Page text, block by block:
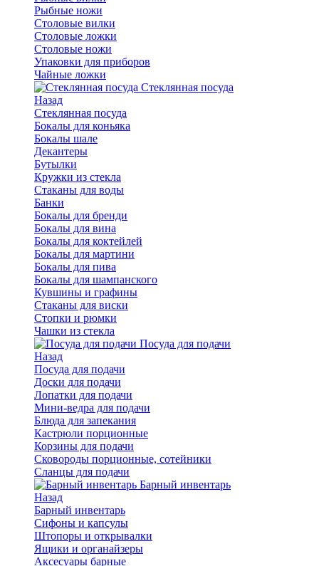
Рыбные ножи
Столовые вилки
Столовые ложки
Столовые ножи
Упаковки для приборов
Чайные ложки
Стеклянная посуда
Назад
Стеклянная посуда
Бокалы для коньяка
Бокалы шале
Декантеры
Бутылки
Кружки из стекла
Стаканы для воды
Банки
Бокалы для бренди
Бокалы для вина
Бокалы для коктейлей
Бокалы для мартини
Бокалы для пива
Бокалы для шампанского
Кувшины и графины
Стаканы для виски
Стопки и рюмки
Чашки из стекла
Посуда для подачи
Назад
Посуда для подачи
Доски для подачи
Лопатки для подачи
Мини-ведра для подачи
Блюда для запекания
Кастрюли порционные
Корзины для подачи
Сковороды порционные, сотейники
Сланцы для подачи
Барный инвентарь
Назад
Барный инвентарь
Сифоны и капсулы
Штопоры и открывалки
Ящики и органайзеры
Аксесуары барные